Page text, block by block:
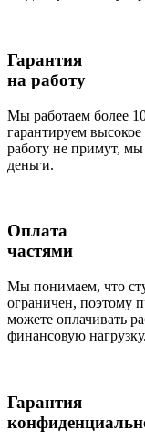
Гарантия
на работу
Мы работаем более
гарантируем
работу не примут,
деньги.
Оплата
частями
Мы понимаем, что
ограничен, поэтому
можете оплачивать
финансовую нагрузку.
Гарантия